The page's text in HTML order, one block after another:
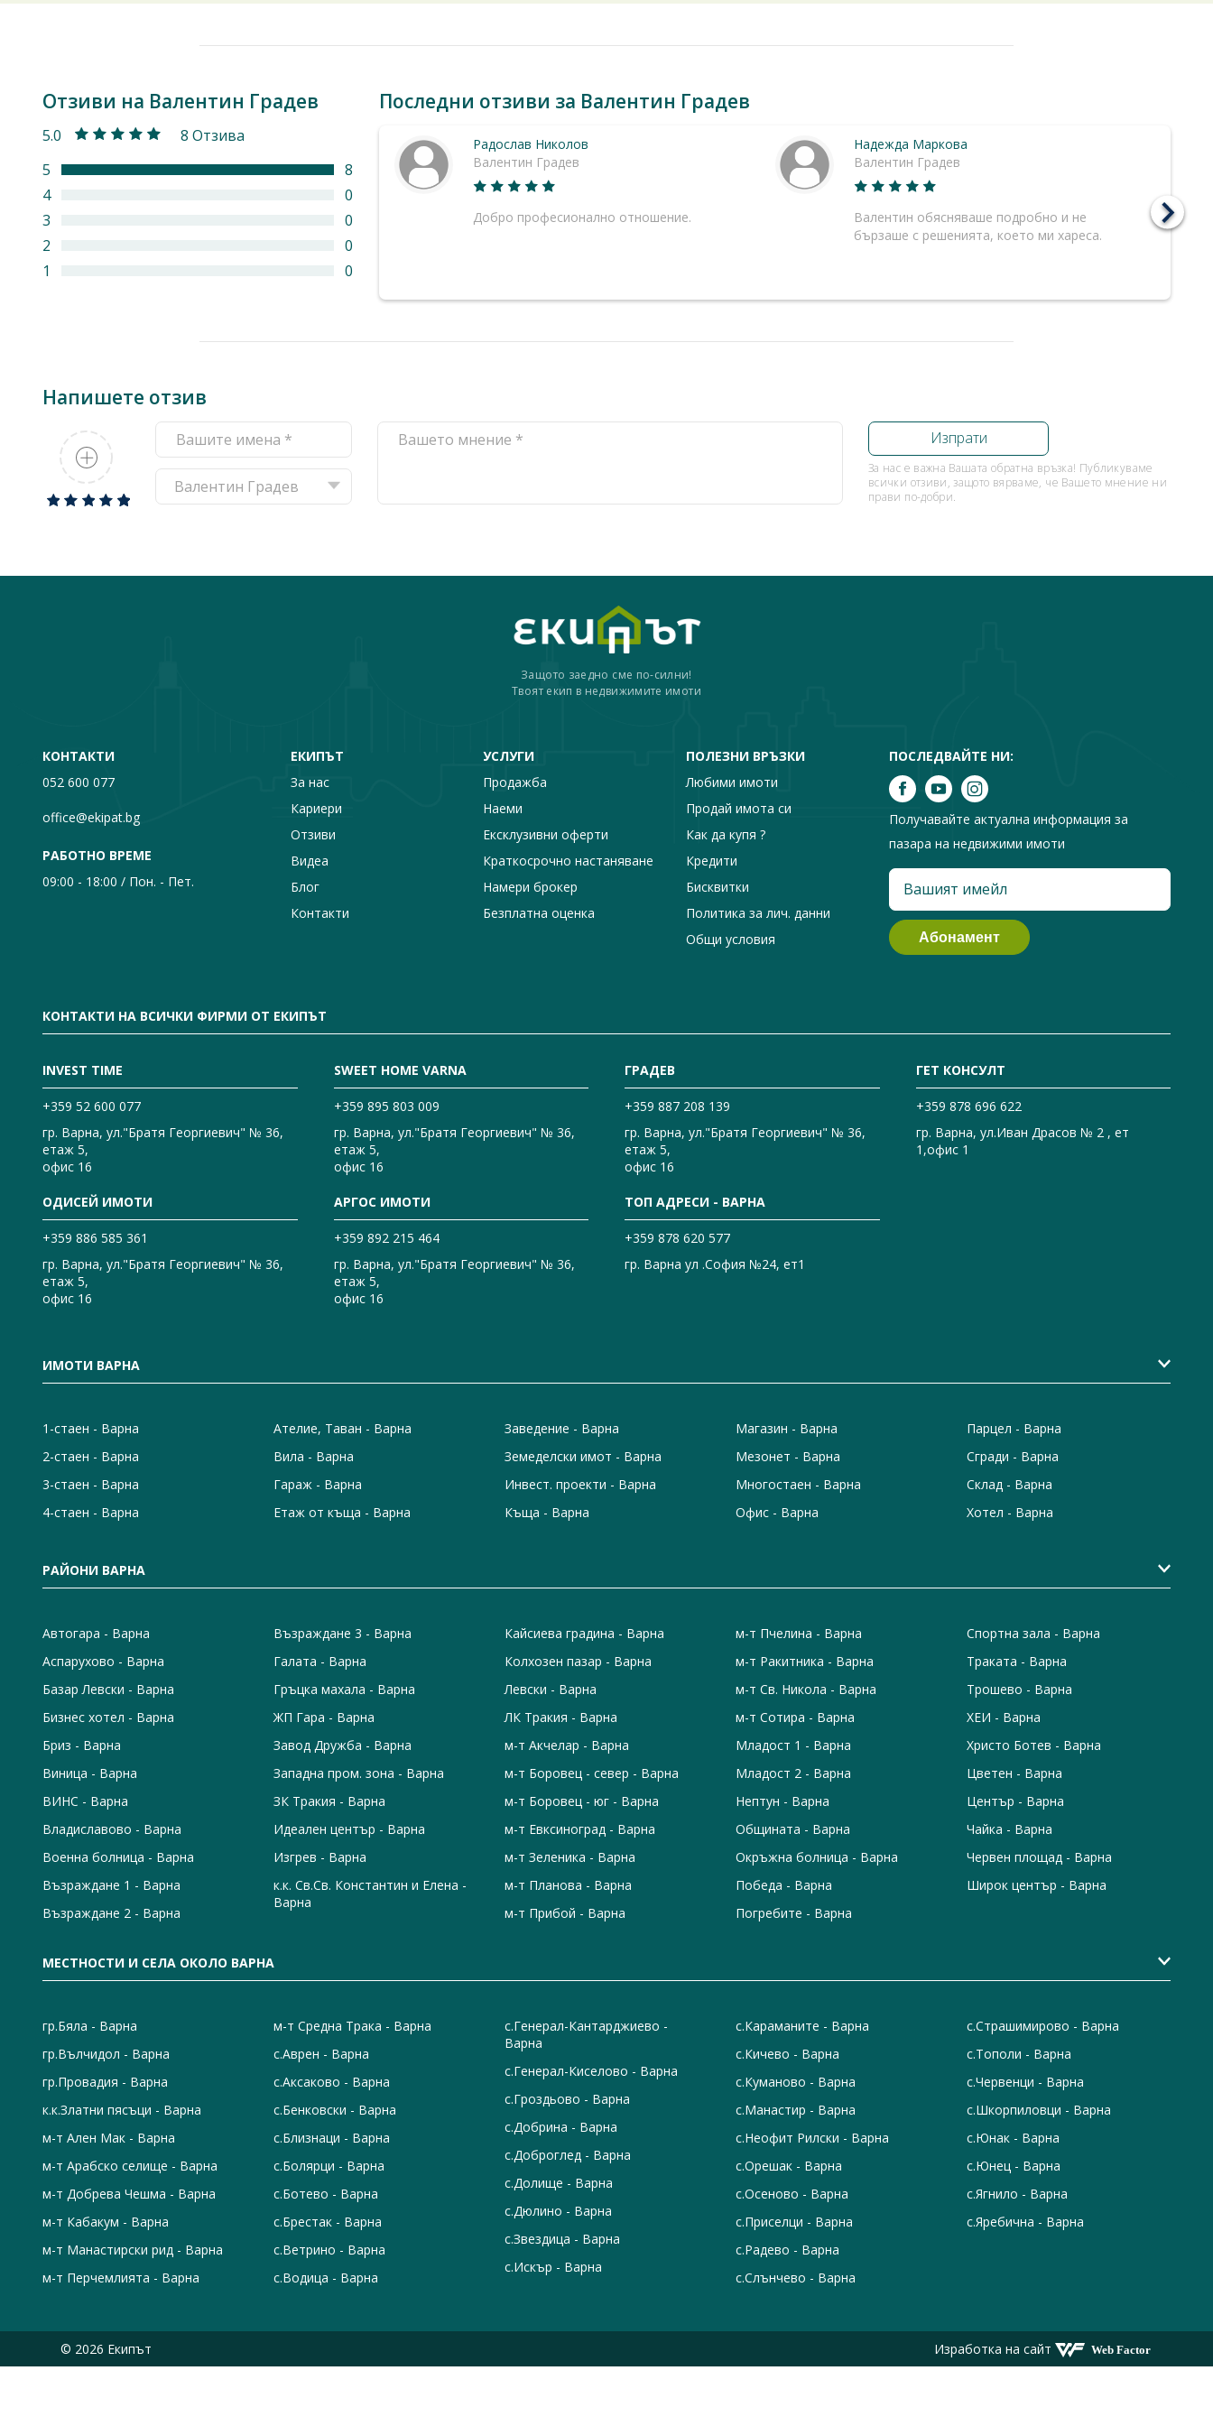
Отзиви на Валентин Градев
5.0
8 Отзива
5
8
4
0
3
0
2
0
1
0
Последни отзиви за Валентин Градев
Радослав Николов
Валентин Градев
Добро професионално отношение.
Надежда Маркова
Валентин Градев
Валентин обясняваше подробно и не
бързаше с решенията, което ми хареса.
Напишете отзив
1 2 3 4 5
Валентин Градев
За нас е важна Вашата обратна връзка! Публикуваме
всички отзиви, защото вярваме, че Вашето мнение ни
прави по-добри.
Защото заедно сме по-силни!
Твоят екип в недвижимите имоти
КОНТАКТИ
052 600 077
office@ekipat.bg
РАБОТНО ВРЕМЕ
09:00 - 18:00 / Пон. - Пет.
ЕКИПЪТ
За нас
Кариери
Отзиви
Видеа
Блог
Контакти
УСЛУГИ
Продажба
Наеми
Ексклузивни оферти
Краткосрочно настаняване
Намери брокер
Безплатна оценка
ПОЛЕЗНИ ВРЪЗКИ
Любими имоти
Продай имота си
Как да купя ?
Кредити
Бисквитки
Политика за лич. данни
Общи условия
ПОСЛЕДВАЙТЕ НИ:
Получавайте актуална информация за
пазара на недвижими имоти
КОНТАКТИ НА ВСИЧКИ ФИРМИ ОТ ЕКИПЪТ
INVEST TIME
+359 52 600 077
гр. Варна, ул."Братя Георгиевич" № 36,
етаж 5,
офис 16
SWEET HOME VARNA
+359 895 803 009
гр. Варна, ул."Братя Георгиевич" № 36,
етаж 5,
офис 16
ГРАДЕВ
+359 887 208 139
гр. Варна, ул."Братя Георгиевич" № 36,
етаж 5,
офис 16
ГЕТ КОНСУЛТ
+359 878 696 622
гр. Варна, ул.Иван Драсов № 2 , ет
1,офис 1
ОДИСЕЙ ИМОТИ
+359 886 585 361
гр. Варна, ул."Братя Георгиевич" № 36,
етаж 5,
офис 16
АРГОС ИМОТИ
+359 892 215 464
гр. Варна, ул."Братя Георгиевич" № 36,
етаж 5,
офис 16
ТОП АДРЕСИ - ВАРНА
+359 878 620 577
гр. Варна ул .София №24, ет1
ИМОТИ ВАРНА
1-стаен - Варна
2-стаен - Варна
3-стаен - Варна
4-стаен - Варна
Ателие, Таван - Варна
Вила - Варна
Гараж - Варна
Етаж от къща - Варна
Заведение - Варна
Земеделски имот - Варна
Инвест. проекти - Варна
Къща - Варна
Магазин - Варна
Мезонет - Варна
Многостаен - Варна
Офис - Варна
Парцел - Варна
Сгради - Варна
Склад - Варна
Хотел - Варна
РАЙОНИ ВАРНА
Автогара - Варна
Аспарухово - Варна
Базар Левски - Варна
Бизнес хотел - Варна
Бриз - Варна
Виница - Варна
ВИНС - Варна
Владиславово - Варна
Военна болница - Варна
Възраждане 1 - Варна
Възраждане 2 - Варна
Възраждане 3 - Варна
Галата - Варна
Гръцка махала - Варна
ЖП Гара - Варна
Завод Дружба - Варна
Западна пром. зона - Варна
ЗК Тракия - Варна
Идеален център - Варна
Изгрев - Варна
к.к. Св.Св. Константин и Елена -
Варна
Кайсиева градина - Варна
Колхозен пазар - Варна
Левски - Варна
ЛК Тракия - Варна
м-т Акчелар - Варна
м-т Боровец - север - Варна
м-т Боровец - юг - Варна
м-т Евксиноград - Варна
м-т Зеленика - Варна
м-т Планова - Варна
м-т Прибой - Варна
м-т Пчелина - Варна
м-т Ракитника - Варна
м-т Св. Никола - Варна
м-т Сотира - Варна
Младост 1 - Варна
Младост 2 - Варна
Нептун - Варна
Общината - Варна
Окръжна болница - Варна
Победа - Варна
Погребите - Варна
Спортна зала - Варна
Траката - Варна
Трошево - Варна
ХЕИ - Варна
Христо Ботев - Варна
Цветен - Варна
Център - Варна
Чайка - Варна
Червен площад - Варна
Широк център - Варна
МЕСТНОСТИ И СЕЛА ОКОЛО ВАРНА
гр.Бяла - Варна
гр.Вълчидол - Варна
гр.Провадия - Варна
к.к.Златни пясъци - Варна
м-т Ален Мак - Варна
м-т Арабско селище - Варна
м-т Добрева Чешма - Варна
м-т Кабакум - Варна
м-т Манастирски рид - Варна
м-т Перчемлията - Варна
м-т Средна Трака - Варна
с.Аврен - Варна
с.Аксаково - Варна
с.Бенковски - Варна
с.Близнаци - Варна
с.Болярци - Варна
с.Ботево - Варна
с.Брестак - Варна
с.Ветрино - Варна
с.Водица - Варна
с.Генерал-Кантарджиево -
Варна
с.Генерал-Киселово - Варна
с.Гроздьово - Варна
с.Добрина - Варна
с.Доброглед - Варна
с.Долище - Варна
с.Дюлино - Варна
с.Звездица - Варна
с.Искър - Варна
с.Караманите - Варна
с.Кичево - Варна
с.Куманово - Варна
с.Манастир - Варна
с.Неофит Рилски - Варна
с.Орешак - Варна
с.Осеново - Варна
с.Приселци - Варна
с.Радево - Варна
с.Слънчево - Варна
с.Страшимирово - Варна
с.Тополи - Варна
с.Червенци - Варна
с.Шкорпиловци - Варна
с.Юнак - Варна
с.Юнец - Варна
с.Ягнило - Варна
с.Яребична - Варна
© 2026 Екипът Изработка на сайт